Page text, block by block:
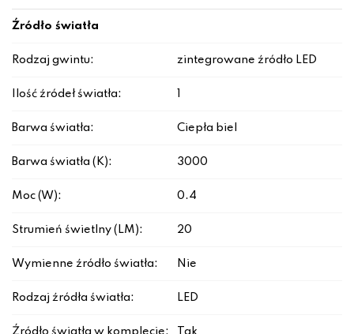
Źródło światła
Rodzaj gwintu: zintegrowane źródło LED
Ilość źródeł światła:
Barwa światła: Ciepła biel
Barwa światła (K): 3000
Moc (W): 0.4
Strumień świetlny (LM): 20
Wymienne źródło światła: Nie
Rodzaj źródła światła: LED